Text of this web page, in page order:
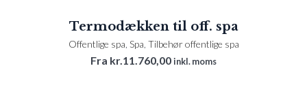
Termodækken til off. spa
Offentlige spa Spa Tilbehør offentlige spa
Fra kr.11.760,00inkl. moms